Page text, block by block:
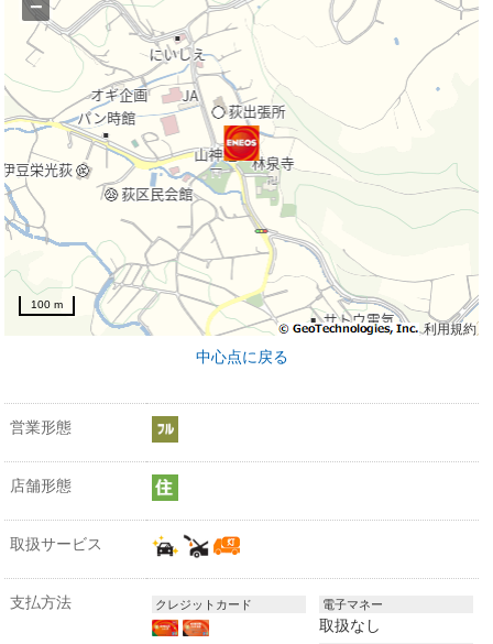
利用規約
−
100 m
中心点に戻る
営業形態
店舗形態
取扱サービス
支払方法 クレジットカード 電子マネー
取扱なし